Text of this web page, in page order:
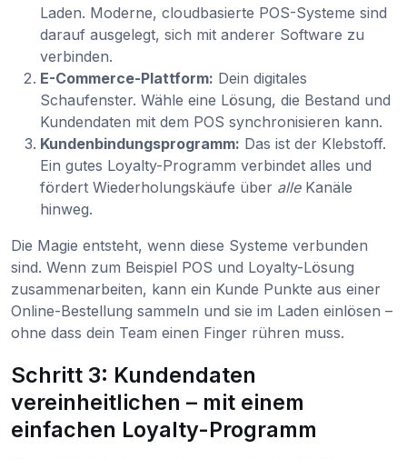
Laden. Moderne, cloudbasierte POS-Systeme sind
darauf ausgelegt, sich mit anderer Software zu
verbinden.
E-Commerce-Plattform: Dein digitales
Schaufenster. Wähle eine Lösung, die Bestand und
Kundendaten mit dem POS synchronisieren kann.
Kundenbindungsprogramm: Das ist der Klebstoff.
Ein gutes Loyalty-Programm verbindet alles und
fördert Wiederholungskäufe über alleKanäle
hinweg.
Die Magie entsteht, wenn diese Systeme verbunden
sind. Wenn zum Beispiel POS und Loyalty-Lösung
zusammenarbeiten, kann ein Kunde Punkte aus einer
Online-Bestellung sammeln und sie im Laden einlösen –
ohne dass dein Team einen Finger rühren muss.
Schritt 3: Kundendaten
vereinheitlichen – mit einem
einfachen Loyalty-Programm